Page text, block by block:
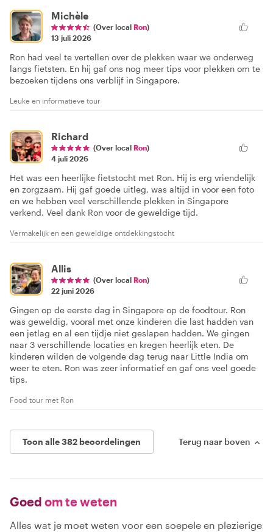
Michèle
(Over local Ron)
13 juli 2026
Ron had veel te vertellen over de plekken waar we onderweg
langs fietsten. En hij gaf ons nog meer tips voor plekken om te
bezoeken tijdens ons verblijf in Singapore.
Leuke en informatieve tour
Richard
(Over local Ron)
4 juli 2026
Het was een heerlijke fietstocht met Ron. Hij is erg vriendelijk
en zorgzaam. Hij gaf goede uitleg, was altijd in voor een foto
en we hebben veel verschillende plekken in Singapore
verkend. Veel dank Ron voor de geweldige tijd.
Vermakelijk en een geweldige ontdekkingstocht
Allis
(Over local Ron)
22 juni 2026
Gingen op de eerste dag in Singapore op de foodtour. Ron
was geweldig, vooral met onze kinderen die last hadden van
een jetlag en al een tijdje niet geslapen hadden. We gingen
naar 3 verschillende locaties en kregen heerlijk eten. De
kinderen wilden de volgende dag terug naar Little India om
weer te eten. Ron was zeer informatief en gaf ons veel goede
tips.
Food tour met Ron
Toon alle 382 beoordelingen Terug naar boven
Goed om te weten
Alles wat je moet weten voor een soepele en plezierige